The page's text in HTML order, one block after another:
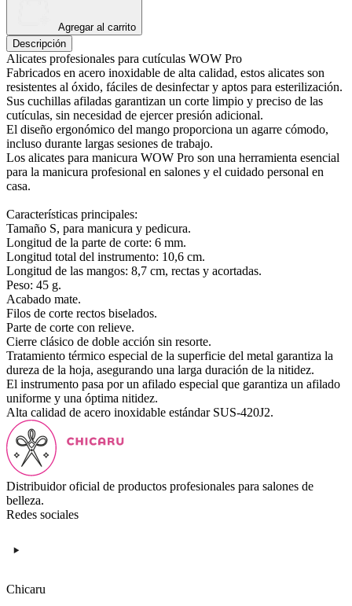
Agregar al carrito
Descripción
Alicates profesionales para cutículas WOW Pro
Fabricados en acero inoxidable de alta calidad, estos alicates son
resistentes al óxido, fáciles de desinfectar y aptos para esterilización.
Sus cuchillas afiladas garantizan un corte limpio y preciso de las
cutículas, sin necesidad de ejercer presión adicional.
El diseño ergonómico del mango proporciona un agarre cómodo,
incluso durante largas sesiones de trabajo.
Los alicates para manicura WOW Pro son una herramienta esencial
para la manicura profesional en salones y el cuidado personal en
casa.
Características principales:
Tamaño S, para manicura y pedicura.
Longitud de la parte de corte: 6 mm.
Longitud total del instrumento: 10,6 cm.
Longitud de las mangos: 8,7 cm, rectas y acortadas.
Peso: 45 g.
Acabado mate.
Filos de corte rectos biselados.
Parte de corte con relieve.
Cierre clásico de doble acción sin resorte.
Tratamiento térmico especial de la superficie del metal garantiza la
dureza de la hoja, asegurando una larga duración de la nitidez.
El instrumento pasa por un afilado especial que garantiza un afilado
uniforme y una óptima nitidez.
Alta calidad de acero inoxidable estándar SUS-420J2.
Distribuidor oficial de productos profesionales para salones de
belleza.
Redes sociales
Chicaru